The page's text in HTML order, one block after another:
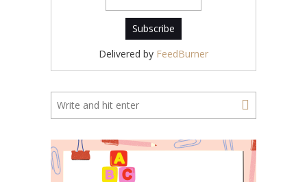
Delivered by FeedBurner